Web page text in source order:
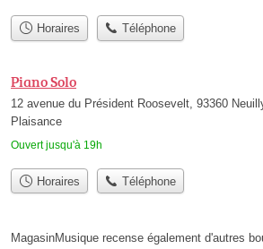
Horaires Téléphone
Piano Solo
12 avenue du Président Roosevelt, 93360
Plaisance
Ouvert jusqu'à 19h
Horaires Téléphone
MagasinMusique recense également d'autres